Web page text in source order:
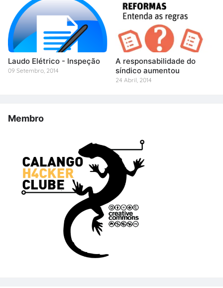
Laudo Elétrico - Inspeção
09 Setembro, 2014
A responsabilidade do
síndico aumentou
24 Abril, 2014
Membro